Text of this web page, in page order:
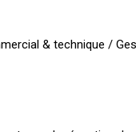
& technique /